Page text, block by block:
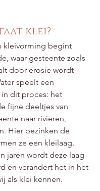
klei?
kleivorming begint
waar gesteente zoals
door erosie wordt
speelt een
dit proces: het
fijne deeltjes van
naar rivieren,
Hier bezinken de
ze een kleilaag.
jaren wordt deze laag
en verandert het in het
als klei kennen.